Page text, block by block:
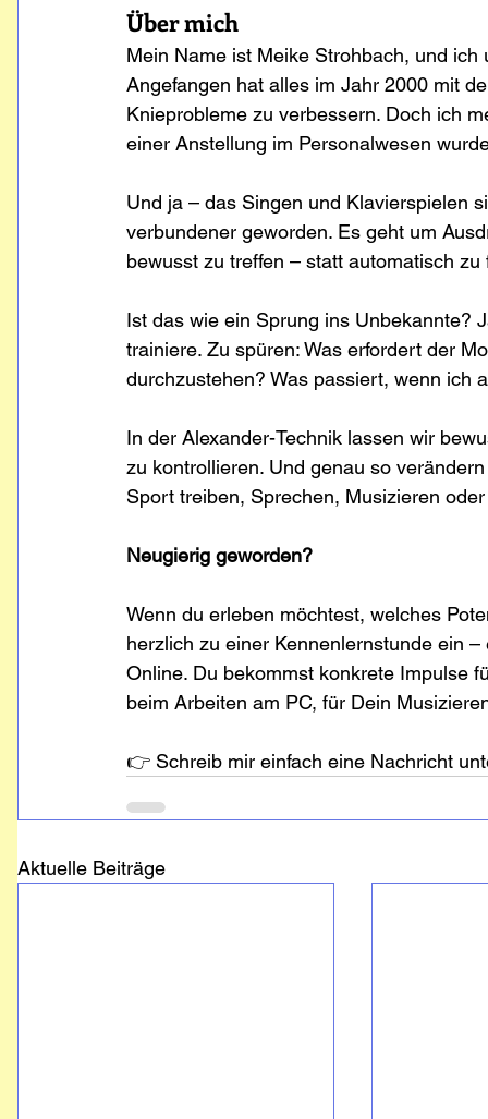
Über mich
Mein Name ist Meike Strohbach, und
Angefangen hat alles im Jahr 2000 mit
Knieprobleme zu verbessern. Doch ich
einer Anstellung im Personalwesen
Und ja – das Singen und Klavierspielen
verbundener geworden. Es geht um
bewusst zu treffen – statt automatisch zu
Ist das wie ein Sprung ins Unbekannte?
trainiere. Zu spüren: Was erfordert der
durchzustehen? Was passiert, wenn ich
In der Alexander-Technik lassen wir
zu kontrollieren. Und genau so
Sport treiben, Sprechen, Musizieren
Neugierig geworden?
Wenn du erleben möchtest, welches
herzlich zu einer Kennenlernstunde ein
Online. Du bekommst konkrete Impulse
beim Arbeiten am PC, für Dein
👉 Schreib mir einfach eine Nachricht
Aktuelle Beiträge